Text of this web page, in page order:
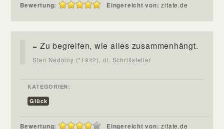
Bewertung: Eingereicht von:zitate.de
= Zu begreifen, wie alles zusammenhängt.
Sten Nadolny (*1942), dt. Schriftsteller
KATEGORIEN:
Glück
Bewertung: Eingereicht von:zitate.de